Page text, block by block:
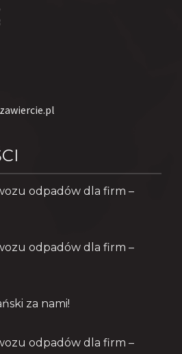
odpadów dla firm –
odpadów dla firm –
za nami!
odpadów dla firm –